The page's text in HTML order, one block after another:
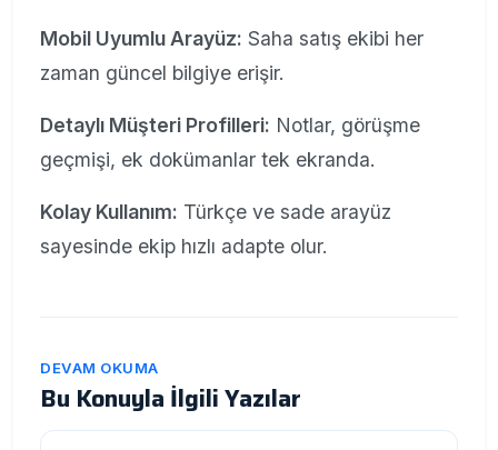
Mobil Uyumlu Arayüz: Saha satış ekibi her
zaman güncel bilgiye erişir.
Detaylı Müşteri Profilleri: Notlar, görüşme
geçmişi, ek dokümanlar tek ekranda.
Kolay Kullanım: Türkçe ve sade arayüz
sayesinde ekip hızlı adapte olur.
DEVAM OKUMA
Bu Konuyla İlgili Yazılar